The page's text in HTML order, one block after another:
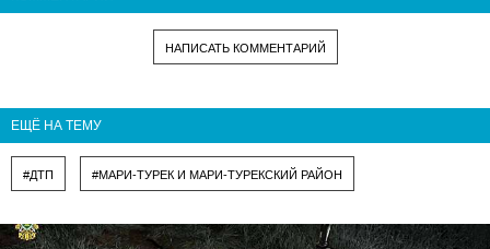
НАПИСАТЬ КОММЕНТАРИЙ
ЕЩЁ НА ТЕМУ
#ДТП #МАРИ-ТУРЕК И МАРИ-ТУРЕКСКИЙ РАЙОН